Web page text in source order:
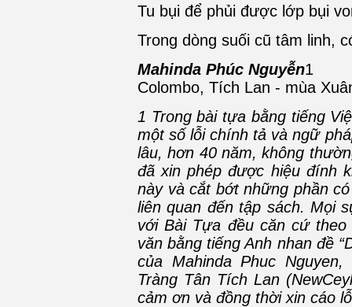
Tu bụi để phủi được lớp bụi
Trong dòng suối cũ tâm linh,
Mahinda Phúc Nguyễn1
Colombo, Tích Lan - mùa
1 Trong bài tựa bằng tiếng
một số lỗi chính tả và ngữ
lâu, hơn 40 năm, không
đã xin phép được hiệu đính
này và cắt bớt những phần
liên quan đến tập sách. Mọi
với Bài Tựa đều căn cứ
văn bằng tiếng Anh nhan đề
của Mahinda Phuc
Tràng Tân Tích Lan
cảm ơn và đồng thời xin cáo